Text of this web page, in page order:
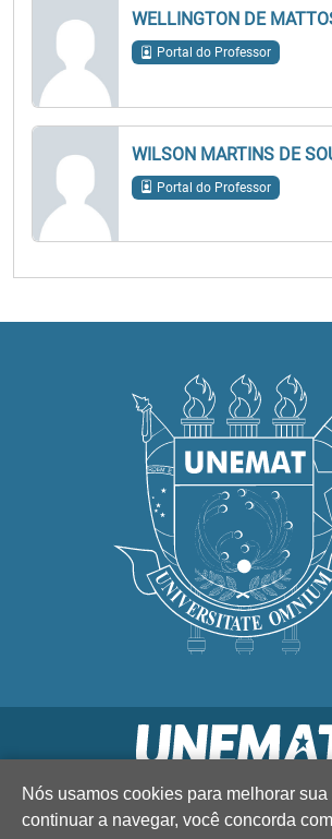
WELLINGTON DE
Portal do Professor
WILSON MARTINS DE
Portal do Professor
Nós usamos cookies para melhorar
continuar a navegar, você concorda